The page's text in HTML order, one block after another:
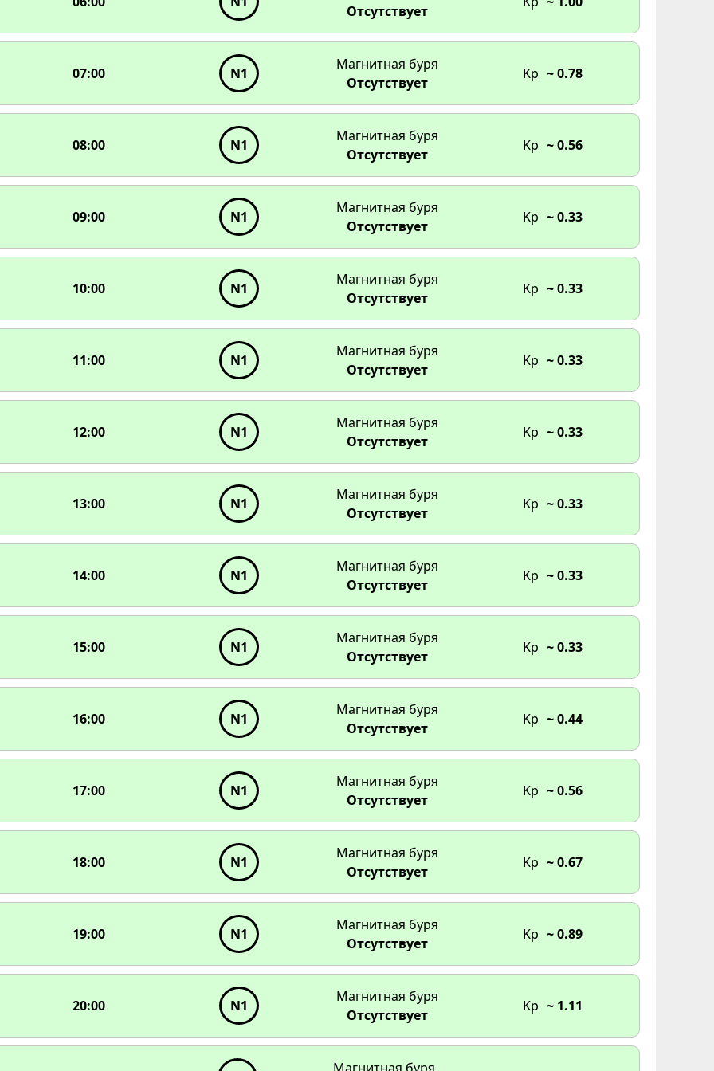
Отсутствует
07:00 N1
Магнитная буря
Отсутствует
Kp ~ 0.78
08:00 N1
Магнитная буря
Отсутствует
Kp ~ 0.56
09:00 N1
Магнитная буря
Отсутствует
Kp ~ 0.33
10:00 N1
Магнитная буря
Отсутствует
Kp ~ 0.33
11:00 N1
Магнитная буря
Отсутствует
Kp ~ 0.33
12:00 N1
Магнитная буря
Отсутствует
Kp ~ 0.33
13:00 N1
Магнитная буря
Отсутствует
Kp ~ 0.33
14:00 N1
Магнитная буря
Отсутствует
Kp ~ 0.33
15:00 N1
Магнитная буря
Отсутствует
Kp ~ 0.33
16:00 N1
Магнитная буря
Отсутствует
Kp ~ 0.44
17:00 N1
Магнитная буря
Отсутствует
Kp ~ 0.56
18:00 N1
Магнитная буря
Отсутствует
Kp ~ 0.67
19:00 N1
Магнитная буря
Отсутствует
Kp ~ 0.89
20:00 N1
Магнитная буря
Отсутствует
Kp ~ 1.11